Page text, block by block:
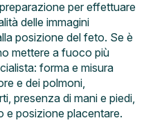
per effettuare
delle immagini
posizione del feto. Se è
mettere a fuoco più
forma e misura
e dei polmoni,
presenza di mani e piedi,
e posizione placentare.